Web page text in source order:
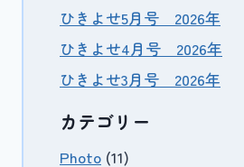
ひきよせ5月号 2026年
ひきよせ4月号 2026年
ひきよせ3月号 2026年
カテゴリー
Photo (11)